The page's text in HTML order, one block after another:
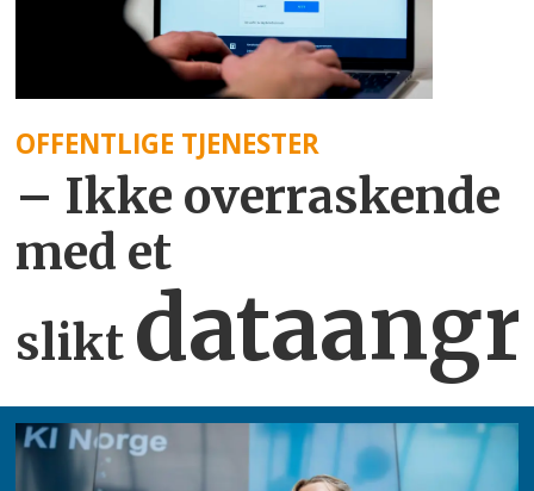
OFFENTLIGE TJENESTER
– Ikke overraskende
med et
slikt